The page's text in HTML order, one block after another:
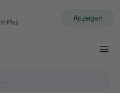
Play Anzeigen